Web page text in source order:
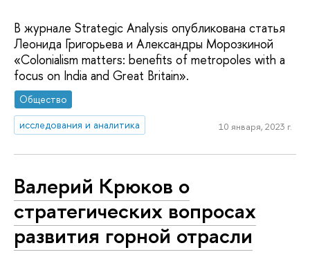
В журнале Strategic Analysis опубликована статья
Леонида Григорьева и Александры Морозкиной
«Colonialism matters: benefits of metropoles with a
focus on India and Great Britain».
Общество
исследования и аналитика
10 января, 2023 г.
Валерий Крюков о
стратегических вопросах
развития горной отрасли